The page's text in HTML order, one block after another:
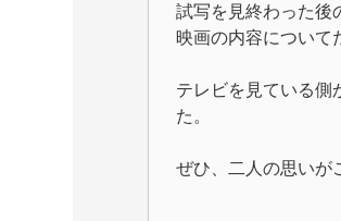
試写を見終わった後
映画の内容について
テレビを見ている側
た。
ぜひ、二人の思い